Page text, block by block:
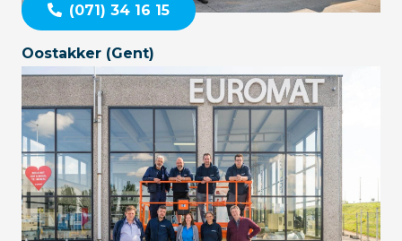
(071) 34 16 15
Oostakker (Gent)